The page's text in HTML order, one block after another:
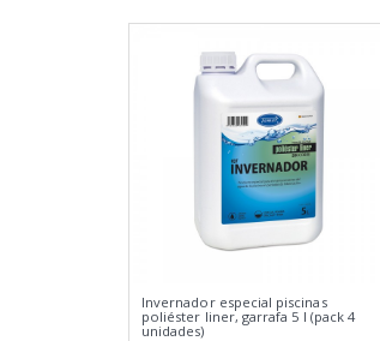
Invernador especial piscinas
poliéster liner, garrafa 5 l (pack 4
unidades)